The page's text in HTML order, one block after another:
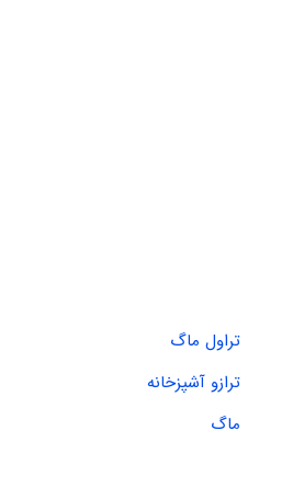
تراول ماگ
ترازو آشپزخانه
ماگ